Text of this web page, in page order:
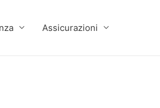
Assicurazioni